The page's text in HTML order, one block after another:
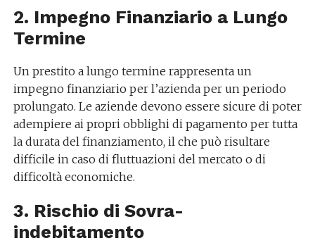
2. Impegno Finanziario a Lungo
Termine
Un prestito a lungo termine rappresenta un
impegno finanziario per l’azienda per un periodo
prolungato. Le aziende devono essere sicure di poter
adempiere ai propri obblighi di pagamento per tutta
la durata del finanziamento, il che può risultare
difficile in caso di fluttuazioni del mercato o di
difficoltà economiche.
3. Rischio di Sovra-
indebitamento